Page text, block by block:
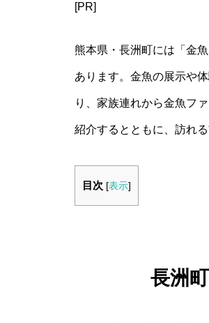
[PR]
熊本県・長洲町には「金
あります。金魚の展示や
り、家族連れから金魚フ
紹介するとともに、訪れ
目次 [表示]
長洲